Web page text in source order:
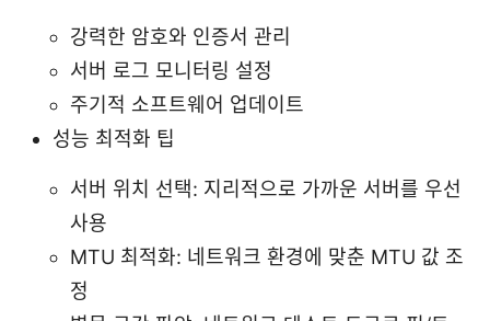
강력한 암호와 인증서 관리
서버 로그 모니터링 설정
주기적 소프트웨어 업데이트
성능 최적화 팁
서버 위치 선택: 지리적으로 가까운 서버를 우선
사용
MTU 최적화: 네트워크 환경에 맞춘 MTU 값 조
정